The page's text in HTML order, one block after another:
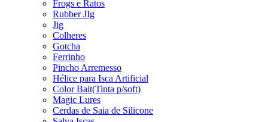
Frogs e Ratos
Rubber JIg
Jig
Colheres
Gotcha
Ferrinho
Pincho Arremesso
Hélice para Isca Artificial
Color Bait(Tinta p/soft)
Magic Lures
Cerdas de Saia de Silicone